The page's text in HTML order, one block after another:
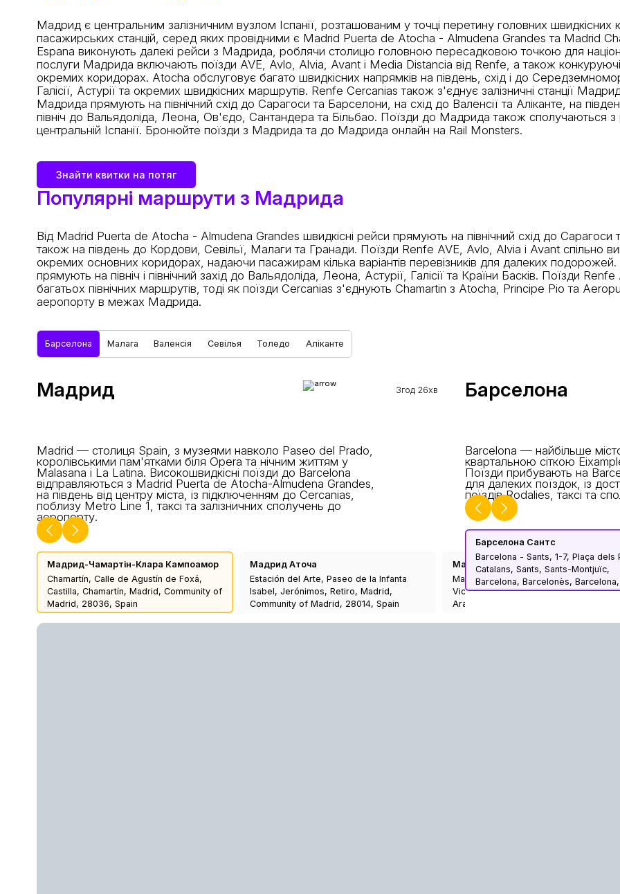
Мадрид є центральним залізничним вузлом Іспанії, розташованим у точці перетину головних швидкісних
пасажирських станцій, серед яких провідними є Madrid Puerta de Atocha - Almudena Grandes та Madrid
Espana виконують далекі рейси з Мадрида, роблячи столицю головною пересадковою точкою для
послуги Мадрида включають поїзди AVE, Avlo, Alvia, Avant і Media Distancia від Renfe, а також
окремих коридорах. Atocha обслуговує багато швидкісних напрямків на південь, схід і до
Галісії, Астурії та окремих швидкісних маршрутів. Renfe Cercanias також з'єднує залізничні станції
Мадрида прямують на північний схід до Сарагоси та Барселони, на схід до Валенсії та Аліканте, на
північ до Вальядоліда, Леона, Ов'єдо, Сантандера та Більбао. Поїзди до Мадрида також сполучаються з
центральній Іспанії. Бронюйте поїзди з Мадрида та до Мадрида онлайн на Rail Monsters.
Знайти квитки на потяг
Популярні маршрути з Мадрида
Від Madrid Puerta de Atocha - Almudena Grandes швидкісні рейси прямують на північний схід до Сарагоси
також на південь до Кордови, Севільї, Малаги та Гранади. Поїзди Renfe AVE, Avlo, Alvia і Avant спільно
окремих основних коридорах, надаючи пасажирам кілька варіантів перевізників для далеких
прямують на північ і північний захід до Вальядоліда, Леона, Астурії, Галісії та Країни Басків. Поїзди
багатьох північних маршрутів, тоді як поїзди Cercanias з'єднують Chamartin з Atocha, Principe Pio та
аеропорту в межах Мадрида.
Барселона Малага Валенсія Севілья Толедо Аліканте
Мадрид
Madrid — столиця Spain, з музеями навколо Paseo del Prado,
королівськими пам'ятками біля Opera та нічним життям у
Malasana і La Latina. Високошвидкісні поїзди до Barcelona
відправляються з Madrid Puerta de Atocha-Almudena Grandes,
на південь від центру міста, із підключенням до Cercanias,
поблизу Metro Line 1, таксі та залізничних сполучень до
аеропорту.
Мадрид-Чамартін-Клара Кампоамор
Chamartín, Calle de Agustín de Foxá,
Castilla, Chamartín, Madrid, Community of
Madrid, 28036, Spain
Мадрид Аточа
Estación del Arte, Paseo de la Infanta
Isabel, Jerónimos, Retiro, Madrid,
Community of Madrid, 28014, Spain
Мадрид Принсіпе Піо
Madrid-Príncipe Pío, Glorieta de San
Vicente, Casa de Campo, Moncloa-
Aravaca, Madrid, Community of Madrid,
3год 26хв Барселона
Barcelona — найбільше
квартальною сіткою
Поїзди прибувають на
для далеких поїздок, із
поїздів Rodalies, таксі та
Барселона Сантс
Barcelona - Sants, 1-7, Plaça dels
Catalans, Sants, Sants-Montjuïc,
Barcelona, Barcelonès, Barcelona,
Catalonia, 08014, Spain